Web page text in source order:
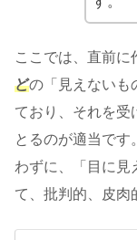
ここでは、直前に
どの「見えないも
ており、それを受
とるのが適当で
わずに、「目に見
て、批判的、皮肉